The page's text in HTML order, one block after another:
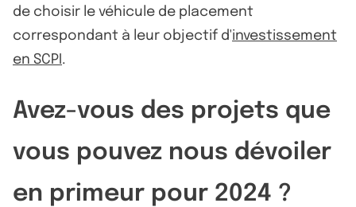
de choisir le véhicule de placement
correspondant à leur objectif d'investissement
en SCPI .
Avez-vous des projets que
vous pouvez nous dévoiler
en primeur pour 2024 ?